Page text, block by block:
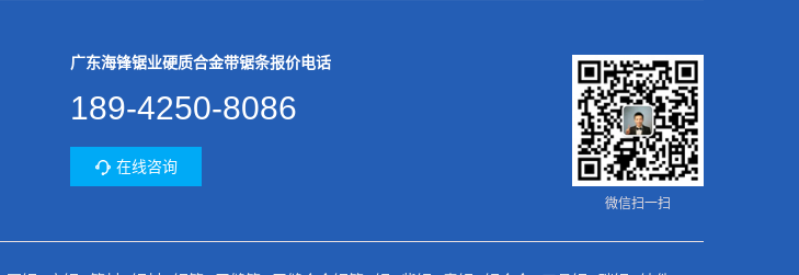
广东海锋锯业硬质合金带锯条报价电话
189-4250-8086
在线咨询
微信扫一扫